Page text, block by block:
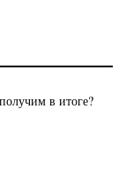
в итоге?